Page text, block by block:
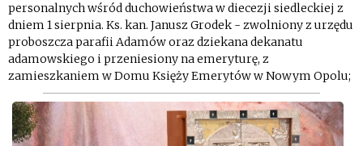
personalnych wśród duchowieństwa w diecezji siedleckiej z
dniem 1 sierpnia. Ks. kan. Janusz Grodek - zwolniony z urzędu
proboszcza parafii Adamów oraz dziekana dekanatu
adamowskiego i przeniesiony na emeryturę, z
zamieszkaniem w Domu Księży Emerytów w Nowym Opolu;